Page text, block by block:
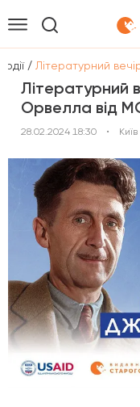
/ Літературний
Літературний
Орвелла від
28.02.2024 18:30 •